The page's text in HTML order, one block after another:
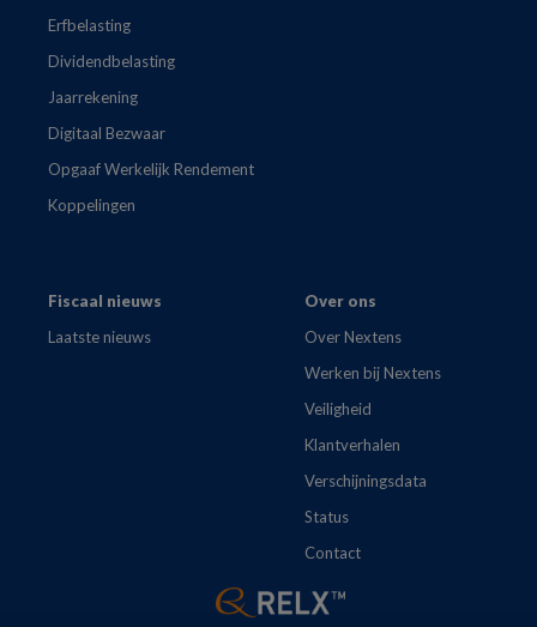
Erfbelasting
Dividendbelasting
Jaarrekening
Digitaal Bezwaar
Opgaaf Werkelijk Rendement
Koppelingen
Fiscaal nieuws
Laatste nieuws
Over ons
Over Nextens
Werken bij Nextens
Veiligheid
Klantverhalen
Verschijningsdata
Status
Contact